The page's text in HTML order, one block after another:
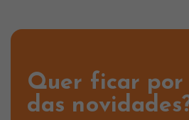
Quer ficar por
das